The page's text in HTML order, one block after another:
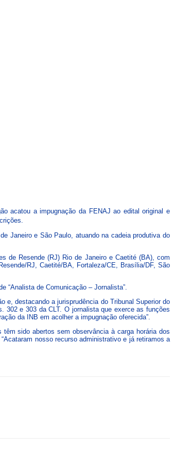
acatou a impugnação da FENAJ ao edital original e
Janeiro e São Paulo, atuando na cadeia produtiva do
de Resende (RJ) Rio de Janeiro e Caetité (BA), com
RJ, Caetité/BA, Fortaleza/CE, Brasília/DF, São
“Analista de Comunicação – Jornalista”.
e, destacando a jurisprudência do Tribunal Superior do
302 e 303 da CLT. O jornalista que exerce as funções
da INB em acolher a impugnação oferecida”.
sido abertos sem observância à carga horária dos
nosso recurso administrativo e já retiramos a